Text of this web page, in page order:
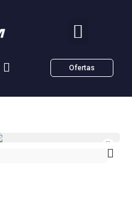
Ofertas